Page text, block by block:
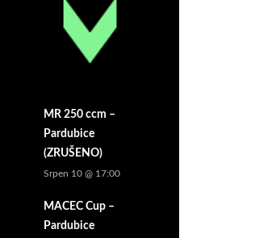
MR 250 ccm –
Pardubice
(ZRUŠENO)
Srpen 10 @ 17:00
MACEC Cup –
Pardubice